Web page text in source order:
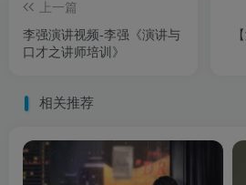
上一篇
李强演讲视频-李强《演讲与
口才之讲师培训》
相关推荐